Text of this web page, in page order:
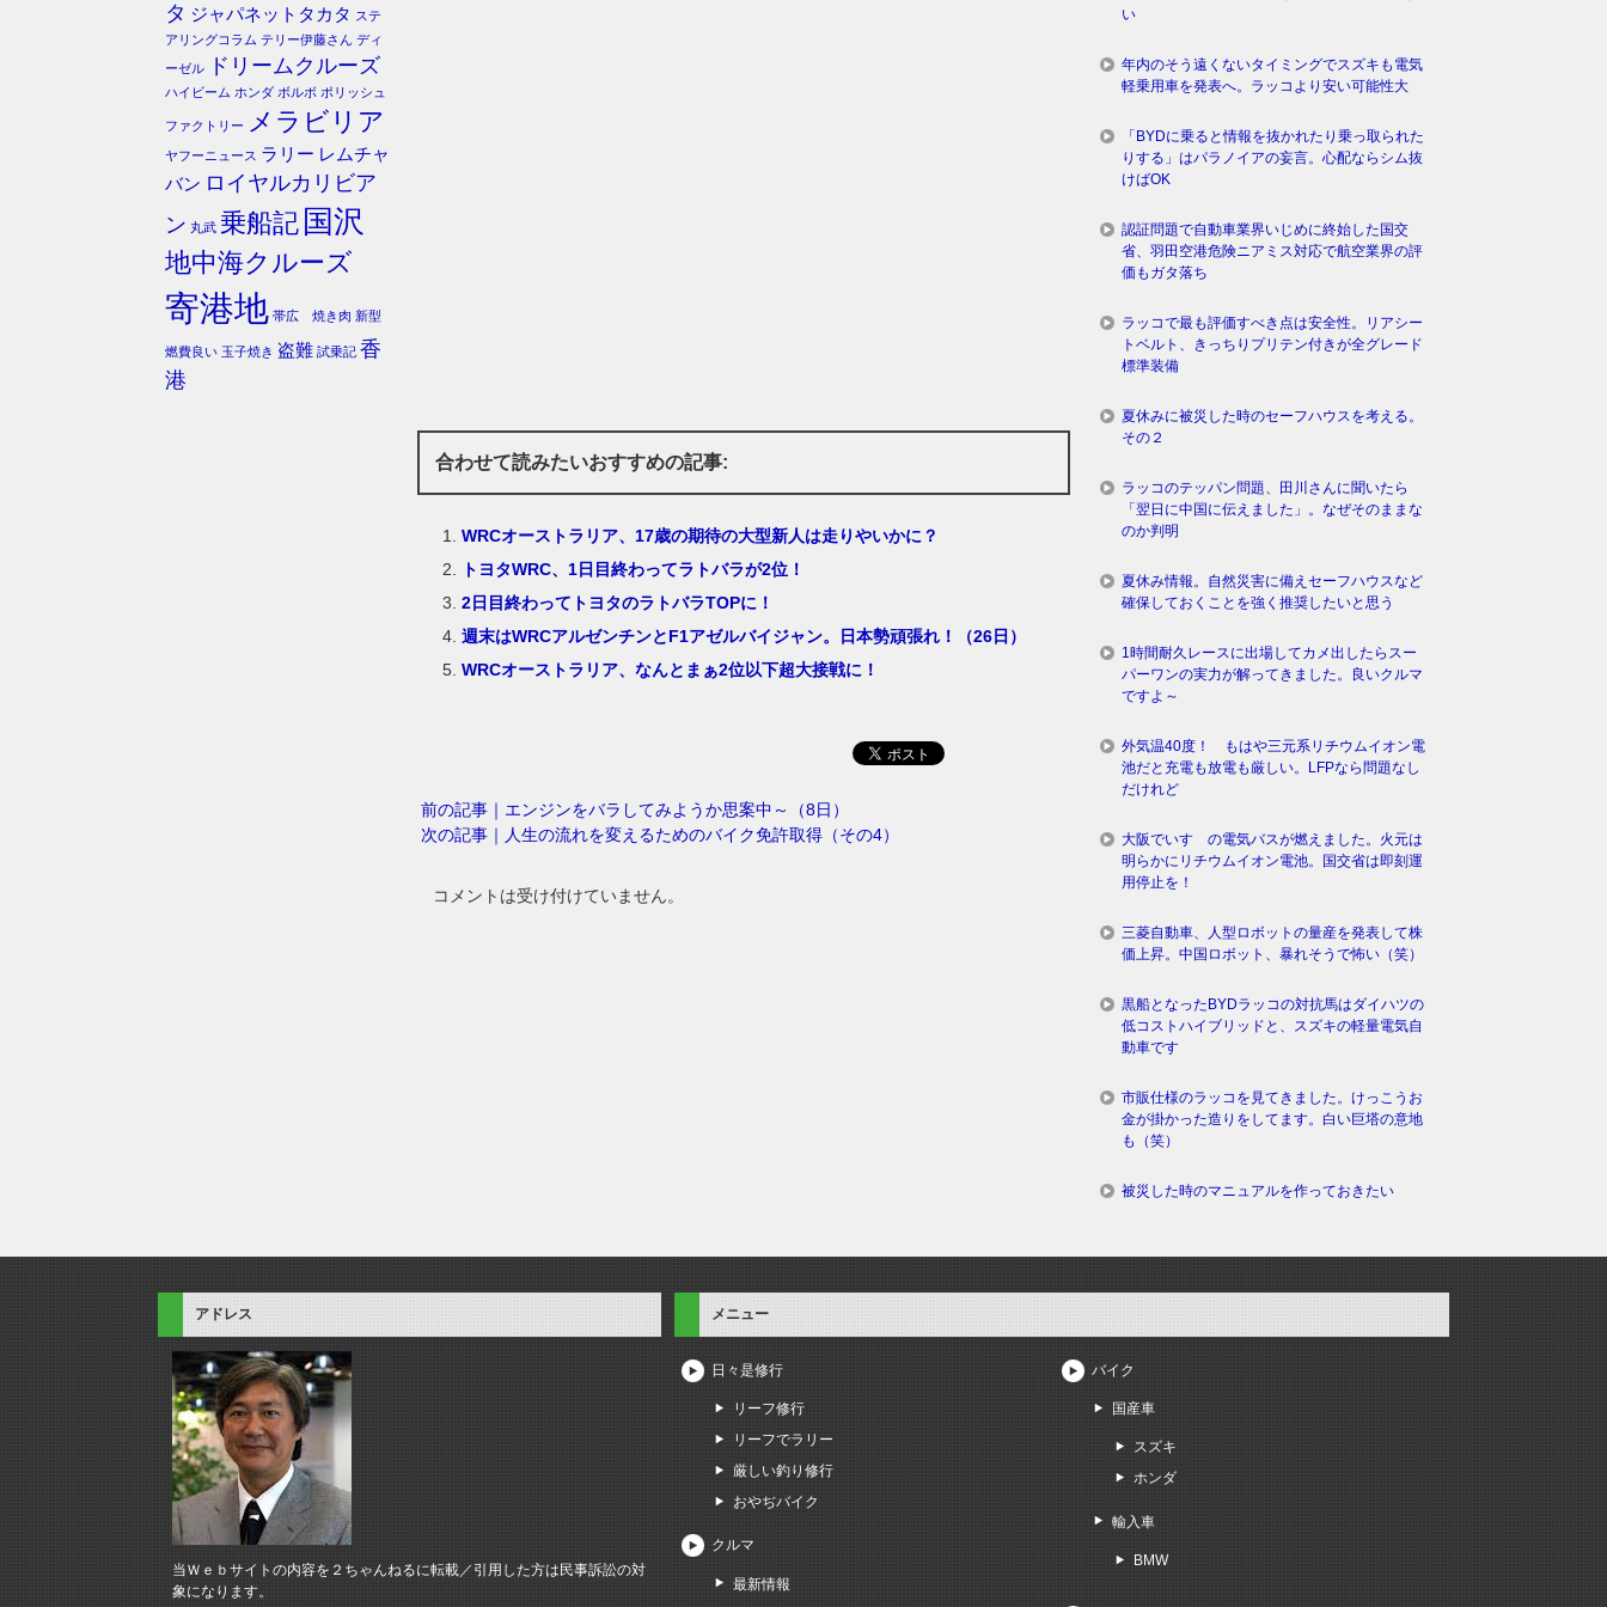
合わせて読みたいおすすめの記事:
WRCオーストラリア、17歳の期待の大型新人は走りやいかに？
トヨタWRC、1日目終わってラトバラが2位！
2日目終わってトヨタのラトバラTOPに！
週末はWRCアルゼンチンとF1アゼルバイジャン。日本勢頑張れ！（26日）
WRCオーストラリア、なんとまぁ2位以下超大接戦に！
前の記事｜エンジンをバラしてみようか思案中～（8日）
次の記事｜人生の流れを変えるためのバイク免許取得（その4）
コメントは受け付けていません。
タ ジャパネットタカタ ステ
アリングコラム テリー伊藤さん ディ
ーゼル
ドリームクルーズ
ハイビーム ホンダ ボルボ ポリッシュ
ファクトリー メラビリア
ヤフーニュース ラリー レムチャ
バン ロイヤルカリビア
ン 丸武 乗船記 国沢
地中海クルーズ
寄港地 帯広 焼き肉 新型
燃費良い 玉子焼き 盗難 試乗記 香
港
い
年内のそう遠くないタイミングでスズキも電気
軽乗用車を発表へ。ラッコより安い可能性大
「BYDに乗ると情報を抜かれたり乗っ取られた
りする」はパラノイアの妄言。心配ならシム抜
けばOK
認証問題で自動車業界いじめに終始した国交
省、羽田空港危険ニアミス対応で航空業界の評
価もガタ落ち
ラッコで最も評価すべき点は安全性。リアシー
トベルト、きっちりプリテン付きが全グレード
標準装備
夏休みに被災した時のセーフハウスを考える。
その２
ラッコのテッパン問題、田川さんに聞いたら
「翌日に中国に伝えました」。なぜそのままな
のか判明
夏休み情報。自然災害に備えセーフハウスなど
確保しておくことを強く推奨したいと思う
1時間耐久レースに出場してカメ出したらスー
パーワンの実力が解ってきました。良いクルマ
ですよ～
外気温40度！ もはや三元系リチウムイオン電
池だと充電も放電も厳しい。LFPなら問題なし
だけれど
大阪でいすゞの電気バスが燃えました。火元は
明らかにリチウムイオン電池。国交省は即刻運
用停止を！
三菱自動車、人型ロボットの量産を発表して株
価上昇。中国ロボット、暴れそうで怖い（笑）
黒船となったBYDラッコの対抗馬はダイハツの
低コストハイブリッドと、スズキの軽量電気自
動車です
市販仕様のラッコを見てきました。けっこうお
金が掛かった造りをしてます。白い巨塔の意地
も（笑）
被災した時のマニュアルを作っておきたい
アドレス
当Ｗｅｂサイトの内容を２ちゃんねるに転載／引用した方は民事訴訟の対
象になります。
メニュー
日々是修行
リーフ修行
リーフでラリー
厳しい釣り修行
おやぢバイク
クルマ
最新情報
バイク
国産車
スズキ
ホンダ
輸入車
BMW